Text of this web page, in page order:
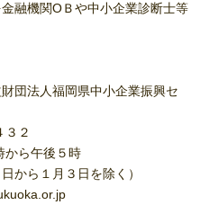
融機関ОＢや中小企業診断士等
団法人福岡県中小企業振興セ
３２
ら午後５時
から１月３日を除く）